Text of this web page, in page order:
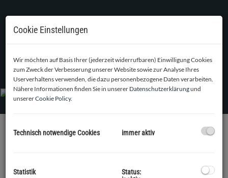
Wohnzimmer mit Zugang zur Loggia
Ab sofort zur Vermietung kommt eine generalsanierte, helle,
2
Cookie Einstellungen
Wir möchten auf Basis Ihrer (jederzeit widerrufbaren) Einwilligung Cookies
zum Zweck der Verbesserung unserer Website sowie zur Analyse Ihres
Userverhaltens verwenden, die dazu personenbezogene Daten verarbeiten.
Nähere Informationen finden Sie in unserer Datenschutzerklärungund
unsererCookie Policy.
Technisch notwendige Cookies immer aktiv
Statistik
Status: